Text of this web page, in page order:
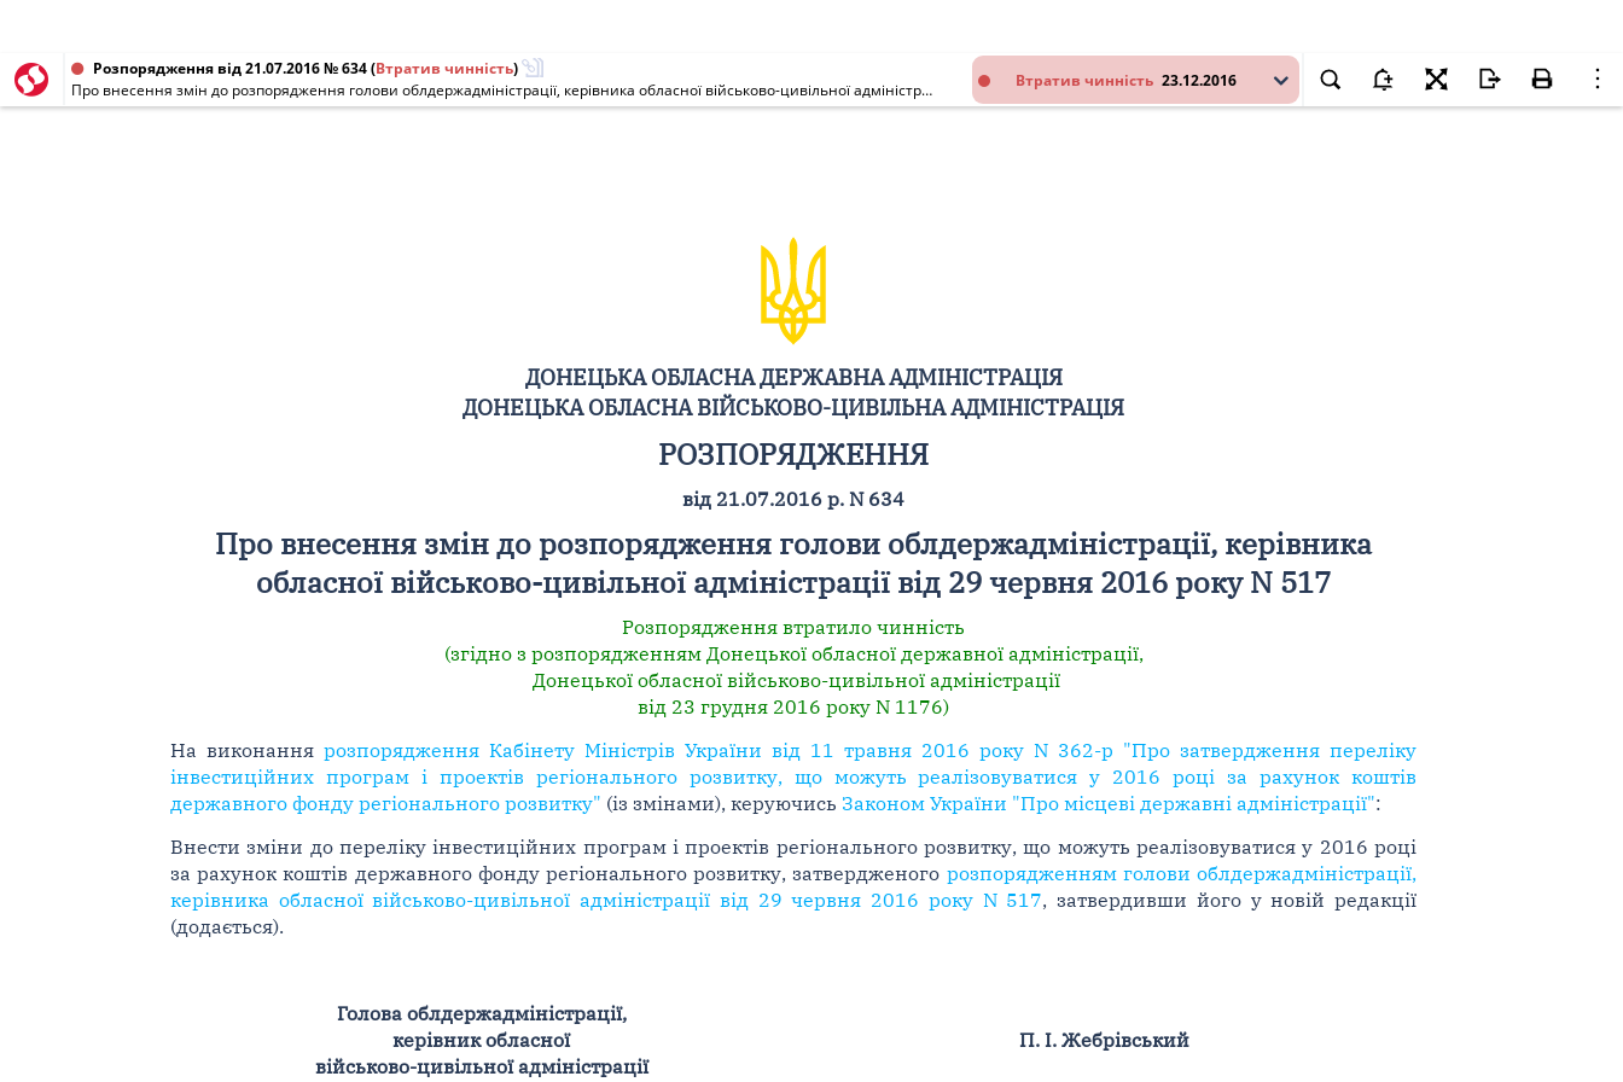
Втратив чинність 23.12.2016
Розпорядження від 21.07.2016 № 634(Втратив чинність)
Про внесення змін до розпорядження голови облдержадміністрації, керівника обласної військово-цивільної адміністрації від 29 червня 2016 року N 517
ДОНЕЦЬКА ОБЛАСНА ДЕРЖАВНА АДМІНІСТРАЦІЯ
ДОНЕЦЬКА ОБЛАСНА ВІЙСЬКОВО-ЦИВІЛЬНА АДМІНІСТРАЦІЯ
РОЗПОРЯДЖЕННЯ
від 21.07.2016 р. N 634
Про внесення змін до розпорядження голови облдержадміністрації, керівника
обласної військово-цивільної адміністрації від 29 червня 2016 року N 517
Розпорядження втратило чинність
(згідно з розпорядженням Донецької обласної державної адміністрації,
Донецької обласної військово-цивільної адміністрації
від 23 грудня 2016 року N 1176)
На виконання розпорядження Кабінету Міністрів України від 11 травня 2016 року N 362-р "Про затвердження переліку
інвестиційних програм і проектів регіонального розвитку, що можуть реалізовуватися у 2016 році за рахунок коштів
державного фонду регіонального розвитку" (із змінами), керуючись Законом України "Про місцеві державні адміністрації":
Внести зміни до переліку інвестиційних програм і проектів регіонального розвитку, що можуть реалізовуватися у 2016 році
за рахунок коштів державного фонду регіонального розвитку, затвердженого розпорядженням голови облдержадміністрації,
керівника обласної військово-цивільної адміністрації від 29 червня 2016 року N 517, затвердивши його у новій редакції
(додається).
Голова облдержадміністрації,
керівник обласної
військово-цивільної адміністрації
П. І. Жебрівський